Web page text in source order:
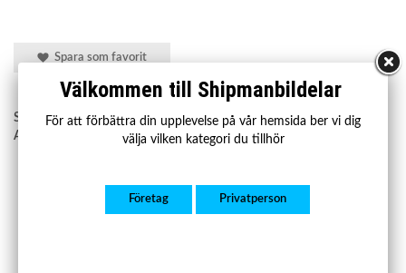
Spara som favorit
Shipman art.nr: SBPKT017
Amity AP art.nr:
34-BD-0040
Andra köpte även
Välkommen till Shipmanbildelar
För att förbättra din upplevelse på vår hemsida ber vi dig
välja vilken kategori du tillhör
Företag Privatperson